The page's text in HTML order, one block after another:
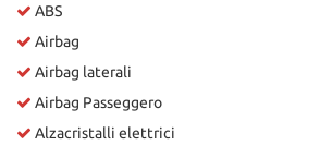
ABS
Airbag
Airbag laterali
Airbag Passeggero
Alzacristalli elettrici